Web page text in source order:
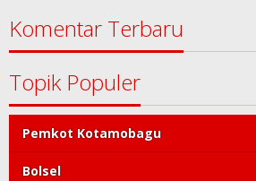
Komentar Terbaru
Topik Populer
Pemkot Kotamobagu
Bolsel